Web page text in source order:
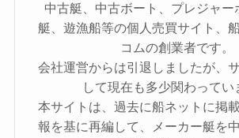
中古艇、中古ボート、プレジャー
艇、遊漁船等の個人売買サイト、
コムの創業者です。
会社運営からは引退しましたが、
して現在も多少関わってい
本サイトは、過去に船ネットに掲
報を基に再編して、メーカー艇を